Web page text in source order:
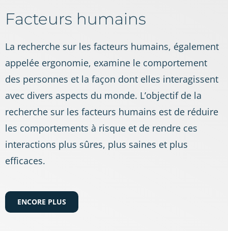
Facteurs humains
La recherche sur les facteurs humains, également
appelée ergonomie, examine le comportement
des personnes et la façon dont elles interagissent
avec divers aspects du monde. L’objectif de la
recherche sur les facteurs humains est de réduire
les comportements à risque et de rendre ces
interactions plus sûres, plus saines et plus
efficaces.
ENCORE PLUS